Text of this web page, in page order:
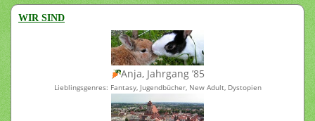
WIR SIND
Anja, Jahrgang ’85
Lieblingsgenres: Fantasy, Jugendbücher, New Adult, Dystopien